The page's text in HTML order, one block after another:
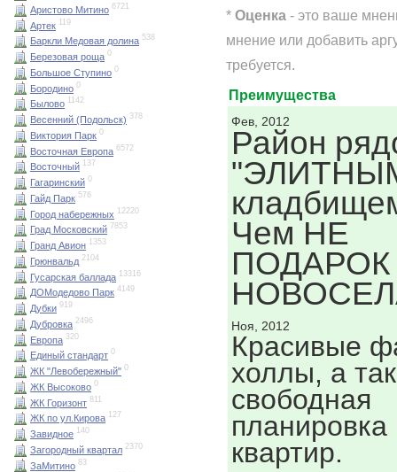
Аристово Митино 6721
Артек 119
Баркли Медовая долина 538
Березовая роща 0
Большое Ступино 0
Бородино 0
Былово 1142
Весенний (Подольск) 378
Виктория Парк 0
Восточная Европа 6572
Восточный 137
Гагаринский 0
Гайд Парк 576
Город набережных 12220
Град Московский 7853
Гранд Авион 1353
Грюнвальд 2104
Гусарская баллада 13316
ДОМодедово Парк 4149
Дубки 919
Дубровка 2496
Европа 320
Единый стандарт 0
ЖК "Левобережный" 0
ЖК Высоково 0
ЖК Горизонт 811
ЖК по ул.Кирова 127
Завидное 140
Загородный квартал 2370
ЗаМитино 83
* Оценка - это ваше
мнение или добавить
требуется.
Преимущества
Фев, 2012
Район
Чем НЕ
ПОДАРОК
Ноя, 2012
Красивые
холлы, а
свободная
планировка
квартир.